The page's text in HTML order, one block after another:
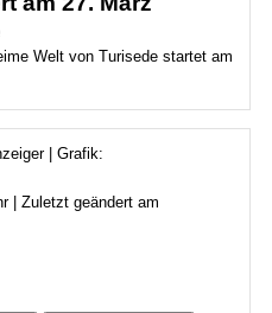
Welt von Turisede startet am
| Grafik:
| Zuletzt geändert am